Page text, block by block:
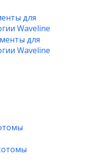
для
Waveline